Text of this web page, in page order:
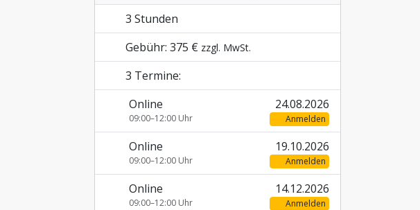
3 Stunden
Gebühr: 375 € zzgl. MwSt.
3 Termine:
Online
09:00–12:00 Uhr
24.08.2026
Anmelden
Online
09:00–12:00 Uhr
19.10.2026
Anmelden
Online
09:00–12:00 Uhr
14.12.2026
Anmelden